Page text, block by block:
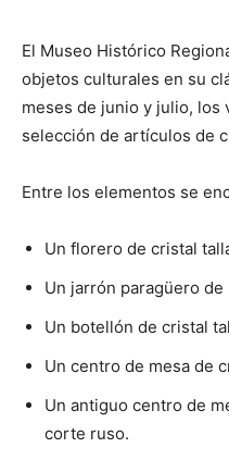
El Museo Histórico
objetos culturales en su
meses de junio y julio, los
selección de artículos de
Entre los elementos se
Un florero de cristal
Un jarrón paragüero de
Un botellón de cristal
Un centro de mesa de
Un antiguo centro de
corte ruso.